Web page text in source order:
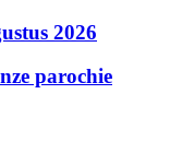
2026
parochie